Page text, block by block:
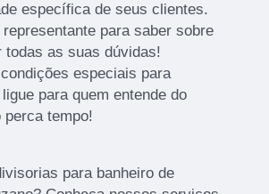
específica de seus clientes.
representante para saber sobre
todas as suas dúvidas!
especiais para
para quem entende do
perca tempo!
para banheiro de